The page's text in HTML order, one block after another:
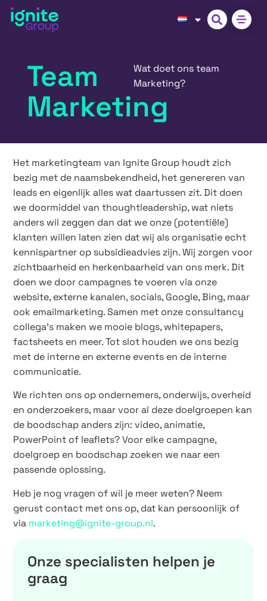
Team
Marketing
Wat doet ons team
Marketing?
Het marketingteam van Ignite Group houdt zich
bezig met de naamsbekendheid, het genereren van
leads en eigenlijk alles wat daartussen zit. Dit doen
we doormiddel van thoughtleadership, wat niets
anders wil zeggen dan dat we onze (potentiële)
klanten willen laten zien dat wij als organisatie echt
kennispartner op subsidieadvies zijn. Wij zorgen voor
zichtbaarheid en herkenbaarheid van ons merk. Dit
doen we door campagnes te voeren via onze
website, externe kanalen, socials, Google, Bing, maar
ook emailmarketing. Samen met onze consultancy
collega’s maken we mooie blogs, whitepapers,
factsheets en meer. Tot slot houden we ons bezig
met de interne en externe events en de interne
communicatie.
We richten ons op ondernemers, onderwijs, overheid
en onderzoekers, maar voor al deze doelgroepen kan
de boodschap anders zijn: video, animatie,
PowerPoint of leaflets? Voor elke campagne,
doelgroep en boodschap zoeken we naar een
passende oplossing.
Heb je nog vragen of wil je meer weten? Neem
gerust contact met ons op, dat kan persoonlijk of
via marketing@ignite-group.nl.
Onze specialisten helpen je
graag